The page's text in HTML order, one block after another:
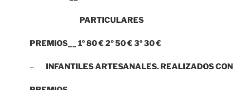
PARTICULARES
PREMIOS__ 1º 80 € 2º 50 € 3º 30 €
– INFANTILES ARTESANALES. REALIZADOS